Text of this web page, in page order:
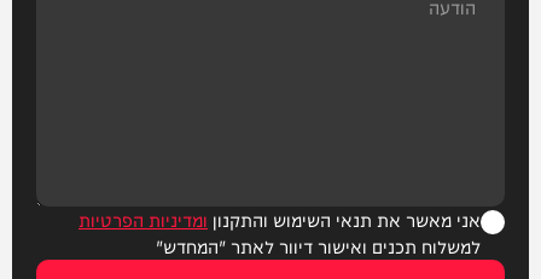
אני מאשר את תנאי השימוש והתקנון ומדיניות הפרטיות
למשלוח תכנים ואישור דיוור לאתר "המחדש"